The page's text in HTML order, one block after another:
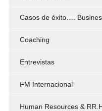
Casos de éxito….
Coaching
Entrevistas
FM Internacional
Human Resources &